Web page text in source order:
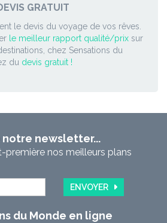
GRATUIT
le devis du voyage de vos rêves.
le meilleur rapport qualité/prix sur
chez Sensations du
du devis gratuit !
notre newsletter...
première nos meilleurs plans
ENVOYER
du Monde en ligne